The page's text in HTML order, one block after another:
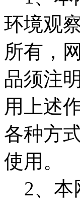
环境观
所有，
品须注
用上述
各种方
使用。
2、本